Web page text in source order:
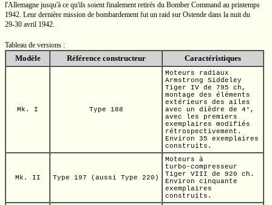
l'Allemagne jusqu'à ce qu'ils soient finalement retirés du Bomber Command au printemps
1942. Leur dernière mission de bombardement fut un raid sur Ostende dans la nuit du
29-30 avril 1942.
Tableau de versions :
Modèle Référence constructeur Caractéristiques
Mk. I Type 188
Moteurs radiaux
Armstrong Siddeley
Tiger IV de 795 ch,
montage des éléments
extérieurs des ailes
avec un dièdre de 4°,
avec les premiers
exemplaires modifiés
rétrospectivement.
Environ 35 exemplaires
construits.
Mk. II Type 197 (aussi Type 220)
Moteurs à
turbo-compresseur
Tiger VIII de 920 ch.
Environ cinquante
exemplaires
construits.